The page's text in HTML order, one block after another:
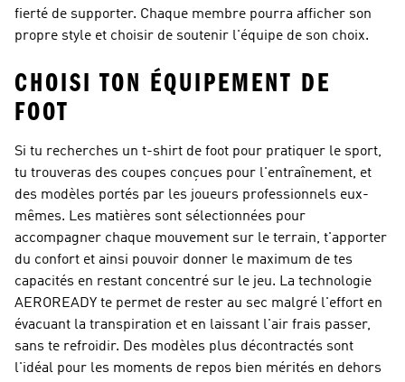
fierté de supporter. Chaque membre pourra afficher son
propre style et choisir de soutenir l'équipe de son choix.
CHOISI TON ÉQUIPEMENT DE
FOOT
Si tu recherches un t-shirt de foot pour pratiquer le sport,
tu trouveras des coupes conçues pour l'entraînement, et
des modèles portés par les joueurs professionnels eux-
mêmes . Les matières sont sélectionnées pour
accompagner chaque mouvement sur le terrain, t'apporter
du confort et ainsi pouvoir donner le maximum de tes
capacités en restant concentré sur le jeu. La technologie
AEROREADY te permet de rester au sec malgré l'effort en
évacuant la transpiration et en laissant l'air frais passer,
sans te refroidir. Des modèles plus décontractés sont
l'idéal pour les moments de repos bien mérités en dehors